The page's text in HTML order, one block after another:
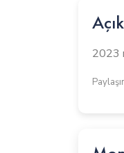
2023